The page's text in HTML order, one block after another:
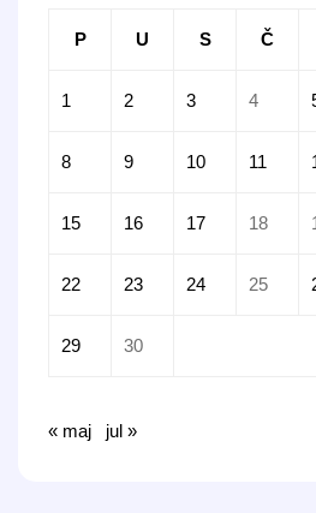
P U S Č
1 2 3 4
8 9 10 11
15 16 17 18
22 23 24 25
29 30
« maj jul »